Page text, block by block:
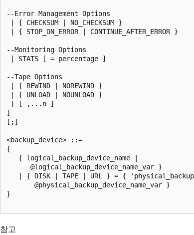
--Error Management Options
| { CHECKSUM | NO_CHECKSUM }
| { STOP_ON_ERROR | CONTINUE_AFTER_ERROR }
--Monitoring Options
| STATS [ = percentage ]
--Tape Options
| { REWIND | NOREWIND }
| { UNLOAD | NOUNLOAD }
} [ ,...n ]
]
[;]
<backup_device> ::=
{
   { logical_backup_device_name |
      @logical_backup_device_name_var }
| { DISK | TAPE | URL } = {
       @physical_backup_device_name_var }
}
참고